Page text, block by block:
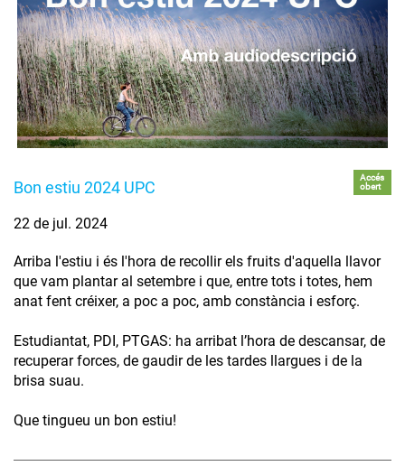
Bon estiu 2024 UPC
Accés
obert
22 de jul. 2024
Arriba l'estiu i és l'hora de recollir els fruits d'aquella llavor
que vam plantar al setembre i que, entre tots i totes, hem
anat fent créixer, a poc a poc, amb constància i esforç.
Estudiantat, PDI, PTGAS: ha arribat l’hora de descansar, de
recuperar forces, de gaudir de les tardes llargues i de la
brisa suau.
Que tingueu un bon estiu!